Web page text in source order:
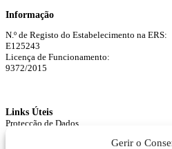
Gerir o
Informação
N.º de Registo do Estabelecimento na ERS:
E125243
Licença de Funcionamento:
9372/2015
Links Úteis
Protecção de Dados